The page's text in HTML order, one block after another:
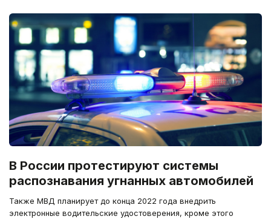
В России протестируют системы
распознавания угнанных автомобилей
Также МВД планирует до конца 2022 года внедрить
электронные водительские удостоверения, кроме этого